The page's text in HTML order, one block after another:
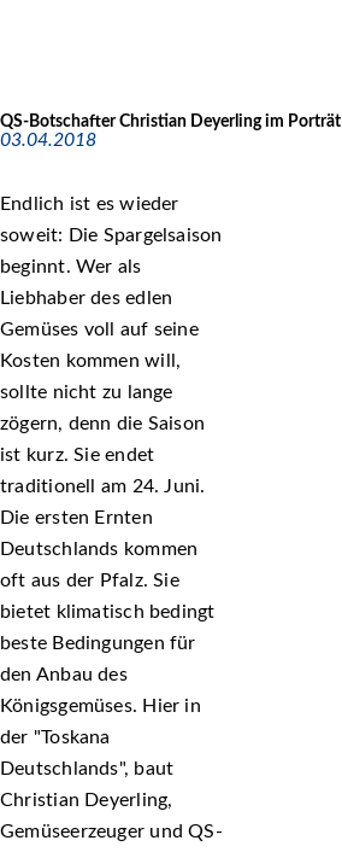
QS-Botschafter Christian Deyerling im Porträt
03.04.2018
Endlich ist es wieder
soweit: Die Spargelsaison
beginnt. Wer als
Liebhaber des edlen
Gemüses voll auf seine
Kosten kommen will,
sollte nicht zu lange
zögern, denn die Saison
ist kurz. Sie endet
traditionell am 24. Juni.
Die ersten Ernten
Deutschlands kommen
oft aus der Pfalz. Sie
bietet klimatisch bedingt
beste Bedingungen für
den Anbau des
Königsgemüses. Hier in
der
Toskana
Deutschlands , baut
Christian Deyerling,
Gemüseerzeuger und QS-